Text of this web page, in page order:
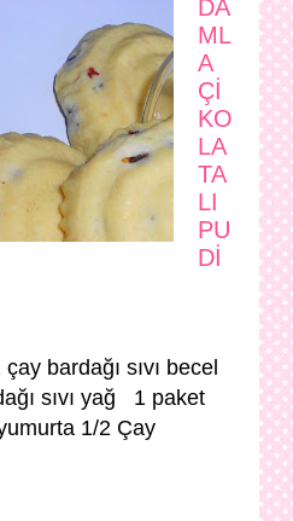
DA
ML
A
Çİ
KO
LA
TA
LI
PU
Dİ
bardağı sıvı becel
sıvı yağ 1 paket
1/2 Çay